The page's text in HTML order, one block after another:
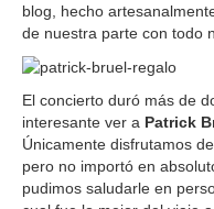
blog, hecho
de nuestra parte con todo
El concierto duró más de
interesante ver a Patrick
Únicamente disfrutamos
pero no importó en
pudimos saludarle en